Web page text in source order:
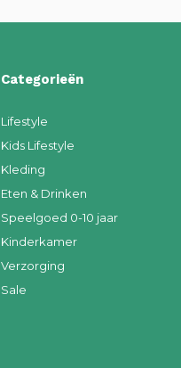
Categorieën
Lifestyle
Kids Lifestyle
Kleding
Eten & Drinken
Speelgoed 0-10 jaar
Kinderkamer
Verzorging
Sale